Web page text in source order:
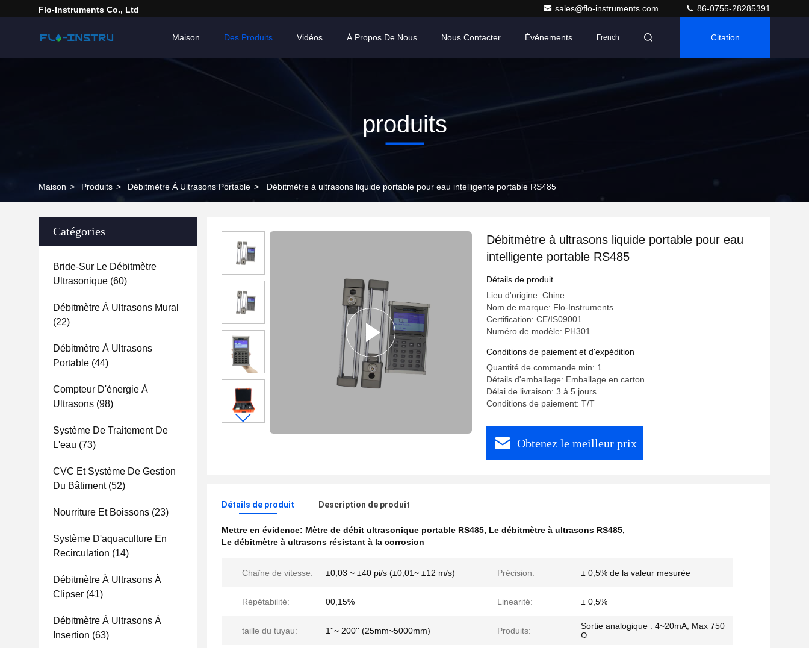
Flo-Instruments Co., Ltd sales@flo-instruments.com 86-0755-28285391
Maison Des Produits Vidéos À Propos De Nous Nous Contacter Événements French Citation
produits
Maison > Produits > Débitmètre À Ultrasons Portable > Débitmètre à ultrasons liquide portable pour eau intelligente portable RS485
Catégories
Bride-Sur Le Débitmètre
Ultrasonique (60)
Débitmètre À Ultrasons Mural
(22)
Débitmètre À Ultrasons
Portable (44)
Compteur D'énergie À
Ultrasons (98)
Système De Traitement De
L'eau (73)
CVC Et Système De Gestion
Du Bâtiment(52)
Nourriture Et Boissons (23)
Système D'aquaculture En
Recirculation (14)
Débitmètre À Ultrasons À
Clipser (41)
Débitmètre À Ultrasons À
Insertion (63)
Débitmètre à ultrasons liquide portable pour eau
intelligente portable RS485
Détails de produit
Lieu d'origine: Chine
Nom de marque: Flo-Instruments
Certification: CE/IS09001
Numéro de modèle: PH301
Conditions de paiement et d'expédition
Quantité de commande min: 1
Détails d'emballage: Emballage en carton
Délai de livraison: 3 à 5 jours
Conditions de paiement: T/T
Obtenez le meilleur prix
Détails de produit Description de produit
Mettre en évidence: Mètre de débit ultrasonique portable RS485, Le débitmètre à ultrasons RS485,
Le débitmètre à ultrasons résistant à la corrosion
Chaîne de vitesse: ±0,03 ~ ±40 pi/s (±0,01~ ±12 m/s) Précision: ± 0,5% de la valeur mesurée
Répétabilité: 00,15% Linearité: ± 0,5%
taille du tuyau: 1''~ 200'' (25mm~5000mm) Produits:
Sortie analogique : 4~20mA, Max 750
Ω